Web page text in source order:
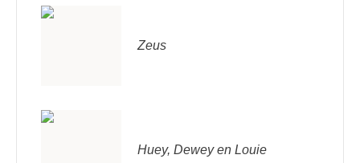
Zeus
Huey, Dewey en Louie